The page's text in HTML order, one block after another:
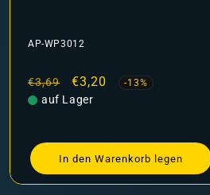
AP-WP3012
Normaler
Preis
€3,69 Verkaufspreis
€3,20 -13%
auf Lager
In den Warenkorb legen